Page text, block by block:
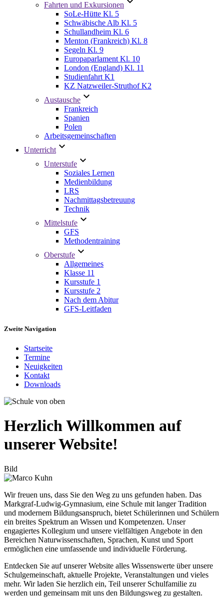
Fahrten und Exkursionen
SoLe-Hütte Kl. 5
Schwäbische Alb Kl. 5
Schullandheim Kl. 6
Menton (Frankreich) Kl. 8
Segeln Kl. 9
Europaparlament Kl. 10
London (England) Kl. 11
Studienfahrt K1
KZ Natzweiler-Struthof K2
Austausche
Frankreich
Spanien
Polen
Arbeitsgemeinschaften
Unterricht
Unterstufe
Soziales Lernen
Medienbildung
LRS
Nachmittagsbetreuung
Technik
Mittelstufe
GFS
Methodentraining
Oberstufe
Allgemeines
Klasse 11
Kursstufe 1
Kursstufe 2
Nach dem Abitur
GFS-Leitfaden
Zweite Navigation
Startseite
Termine
Neuigkeiten
Kontakt
Downloads
Herzlich Willkommen auf
unserer Website!
Bild
Wir freuen uns, dass Sie den Weg zu uns gefunden haben. Das
Markgraf-Ludwig-Gymnasium, eine Schule mit langer Tradition
und modernem Bildungsanspruch, bietet Schülerinnen und Schülern
ein breites Spektrum an Wissen und Kompetenzen. Unser
engagiertes Kollegium und unsere vielfältigen Angebote in den
Bereichen Naturwissenschaften, Sprachen, Kunst und Sport
ermöglichen eine umfassende und individuelle Förderung.
Entdecken Sie auf unserer Website alles Wissenswerte über unsere
Schulgemeinschaft, aktuelle Projekte, Veranstaltungen und vieles
mehr. Wir laden Sie herzlich ein, Teil unserer Schulfamilie zu
werden und gemeinsam mit uns den Bildungsweg zu gestalten.